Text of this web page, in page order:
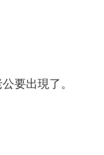
要出現了。